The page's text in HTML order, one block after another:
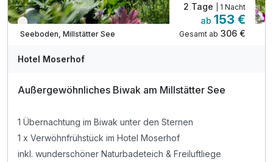
Nur noch bis Oktober
Seeboden, Millstätter See
2 Tage | 1 Nacht
ab 153 €
Gesamt ab 306 €
Hotel Moserhof
Außergewöhnliches Biwak am Millstätter See
1 Übernachtung im Biwak unter den Sternen
1 x Verwöhnfrühstück im Hotel Moserhof
inkl. wunderschöner Naturbadeteich & Freiluftliege